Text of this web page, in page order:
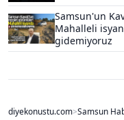
Samsun'un
Mahalleli
gidemiyoruz
diyekonustu.com>Samsun